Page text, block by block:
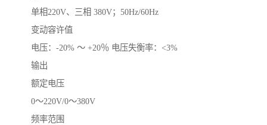
单相220V、三相 380V；50Hz/60Hz
变动容许值
电压：-20% ～ +20％ 电压失衡率：<3%
输出
额定电压
0～220V/0～380V
频率范围